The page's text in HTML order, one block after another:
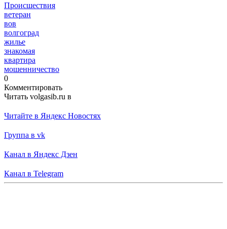
Происшествия
ветеран
вов
волгоград
жилье
знакомая
квартира
мошенничество
0
Комментировать
Читать volgasib.ru в
Читайте в Яндекс Новостях
Группа в vk
Канал в Яндекс Дзен
Канал в Telegram